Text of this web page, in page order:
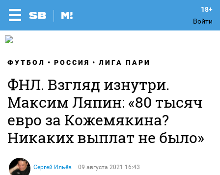
Войти
ФУТБОЛ РОССИЯ ЛИГА ПАРИ
ФНЛ. Взгляд изнутри.
Максим Ляпин: «80 тысяч
евро за Кожемякина?
Никаких выплат не было»
Сергей Ильёв 09 августа 2021 16:43